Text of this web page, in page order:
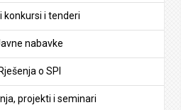
konkursi i tenderi
nabavke
Rješenja o SPI
projekti i seminari